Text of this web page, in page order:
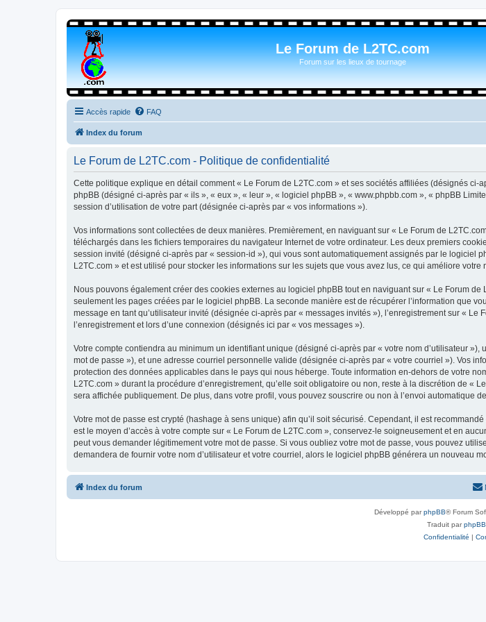
Le Forum de L2TC.com
Forum sur les lieux de tournage
Accès rapide FAQ
Index du forum
Le Forum de L2TC.com - Politique de confidentialité
Cette politique explique en détail comment « Le Forum de L2TC.com » et ses sociétés affiliées (désignés
phpBB (désigné ci-après par « ils », « eux », « leur », « logiciel phpBB », « www.phpbb.com », « phpBB
session d’utilisation de votre part (désignée ci-après par « vos informations »).
Vos informations sont collectées de deux manières. Premièrement, en naviguant sur « Le Forum de
téléchargés dans les fichiers temporaires du navigateur Internet de votre ordinateur. Les deux premiers
session invité (désigné ci-après par « session-id »), qui vous sont automatiquement assignés par le logiciel
L2TC.com » et est utilisé pour stocker les informations sur les sujets que vous avez lus, ce qui améliore votre
Nous pouvons également créer des cookies externes au logiciel phpBB tout en naviguant sur « Le Forum
seulement les pages créées par le logiciel phpBB. La seconde manière est de récupérer l’information que
message en tant qu’utilisateur invité (désignée ci-après par « messages invités »), l’enregistrement sur «
l’enregistrement et lors d’une connexion (désignés ici par « vos messages »).
Votre compte contiendra au minimum un identifiant unique (désigné ci-après par « votre nom d’utilisateur
mot de passe »), et une adresse courriel personnelle valide (désignée ci-après par « votre courriel »). Vos
protection des données applicables dans le pays qui nous héberge. Toute information en-dehors de votre
L2TC.com » durant la procédure d’enregistrement, qu’elle soit obligatoire ou non, reste à la discrétion de
sera affichée publiquement. De plus, dans votre profil, vous pouvez souscrire ou non à l’envoi automatique
Votre mot de passe est crypté (hashage à sens unique) afin qu’il soit sécurisé. Cependant, il est
est le moyen d’accès à votre compte sur « Le Forum de L2TC.com », conservez-le soigneusement et en
peut vous demander légitimement votre mot de passe. Si vous oubliez votre mot de passe, vous pouvez
demandera de fournir votre nom d’utilisateur et votre courriel, alors le logiciel phpBB générera un nouveau
Index du forum
Développé parphpBB® Forum
Traduit par
Confidentialité |